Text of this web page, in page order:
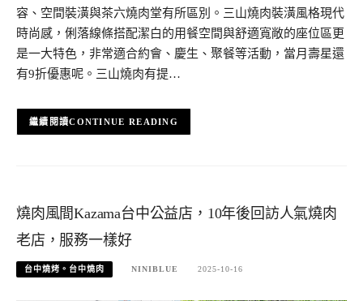
容、空間裝潢與茶六燒肉堂有所區別。三山燒肉裝潢風格現代
時尚感，俐落線條搭配潔白的用餐空間與舒適寬敞的座位區更
是一大特色，非常適合約會、慶生、聚餐等活動，當月壽星還
有9折優惠呢。三山燒肉有提…
CONTINUE READING
燒肉風間Kazama台中公益店，10年後回訪人氣燒肉
老店，服務一樣好
台中燒烤。台中燒肉 NINIBLUE 2025-10-16